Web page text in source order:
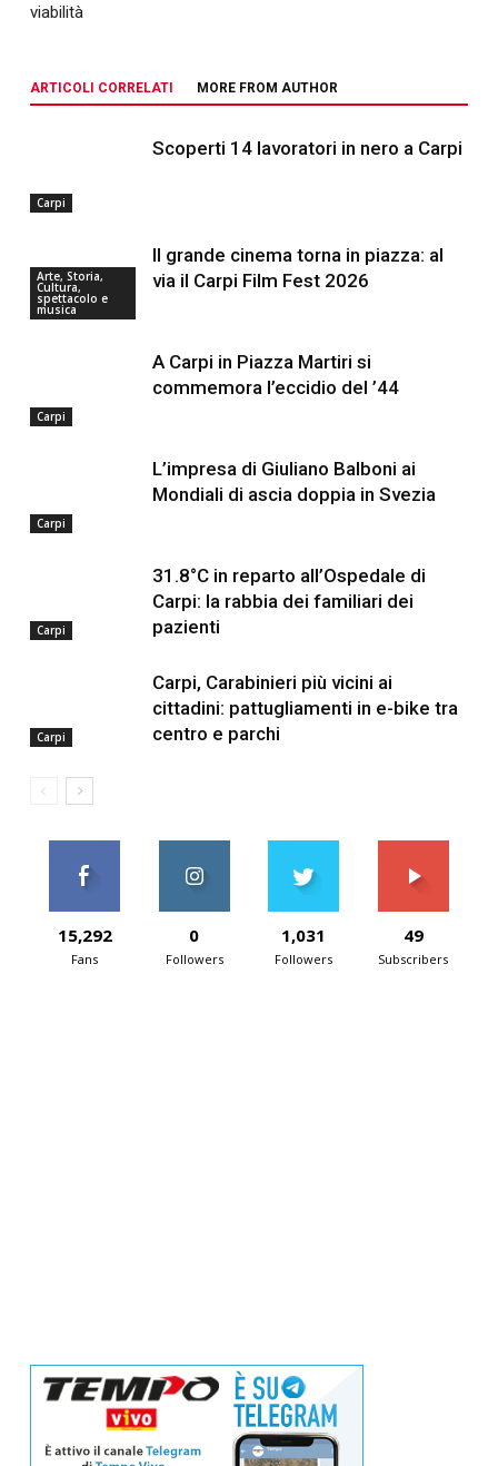
viabilità
ARTICOLI CORRELATI MORE FROM AUTHOR
Carpi
Scoperti 14 lavoratori in nero a Carpi
Arte, Storia,
Cultura,
spettacolo e
musica
Il grande cinema torna in piazza: al
via il Carpi Film Fest 2026
Carpi
A Carpi in Piazza Martiri si
commemora l’eccidio del ’44
Carpi
L’impresa di Giuliano Balboni ai
Mondiali di ascia doppia in Svezia
Carpi
31.8°C in reparto all’Ospedale di
Carpi: la rabbia dei familiari dei
pazienti
Carpi
Carpi, Carabinieri più vicini ai
cittadini: pattugliamenti in e-bike tra
centro e parchi
15,292
Fans
0
Followers
1,031
Followers
49
Subscribers